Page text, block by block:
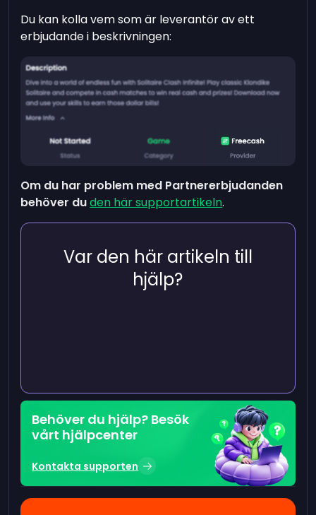
Du kan kolla vem som är leverantör av ett
erbjudande i beskrivningen:
Om du har problem med Partnererbjudanden
behöver duden här supportartikeln.
Var den här artikeln till
hjälp?
Behöver du hjälp? Besök
vårt hjälpcenter
Kontakta supporten